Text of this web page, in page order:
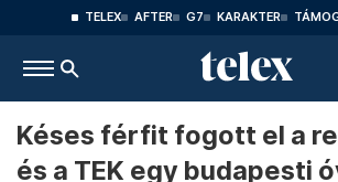
TELEX AFTER G7 KARAKTER
Késes férfit fogott el a
és a TEK egy budapesti